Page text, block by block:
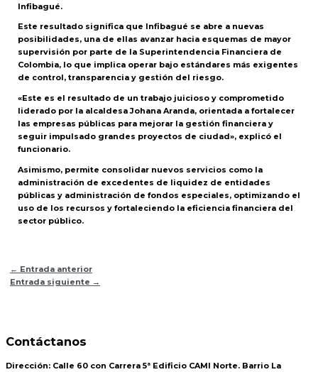
Infibagué.
Este resultado significa que Infibagué se abre a nuevas
posibilidades, una de ellas avanzar hacia esquemas de mayor
supervisión por parte de la Superintendencia Financiera de
Colombia, lo que implica operar bajo estándares más exigentes
de control, transparencia y gestión del riesgo.
«Este es el resultado de un trabajo juicioso y comprometido
liderado por la alcaldesa Johana Aranda, orientada a fortalecer
las empresas públicas para mejorar la gestión financiera y
seguir impulsado grandes proyectos de ciudad», explicó el
funcionario.
Asimismo, permite consolidar nuevos servicios como la
administración de excedentes de liquidez de entidades
públicas y administración de fondos especiales, optimizando el
uso de los recursos y fortaleciendo la eficiencia financiera del
sector público.
← Entrada anterior
Entrada siguiente →
Contáctanos
Dirección: Calle 60 con Carrera 5ª Edificio CAMI Norte. Barrio La